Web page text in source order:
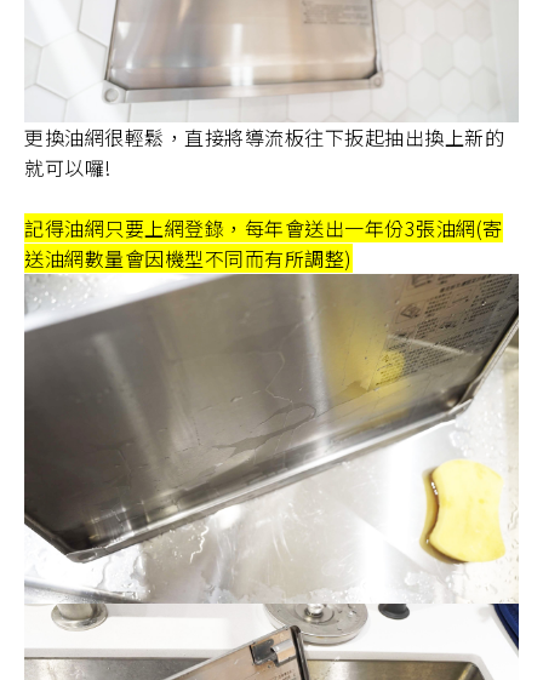
更換油網很輕鬆，直接將導流板往下扳起抽出換上新的
就可以囉!
記得油網只要上網登錄，每年會送出一年份3張油網(寄
送油網數量會因機型不同而有所調整)